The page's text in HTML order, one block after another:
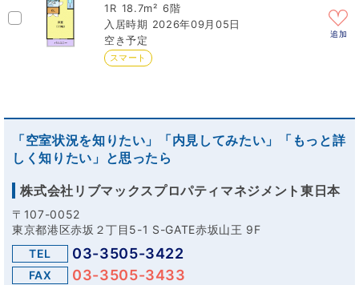
1R 18.7m² 6階
2026年09月05日
空き予定
スマート
追加
「空室状況を知りたい」「内見してみたい」「もっと詳
しく知りたい」と思ったら
株式会社リブマックスプロパティマネジメント東日本
〒107-0052
東京都港区赤坂２丁目5-1 S-GATE赤坂山王 9F
TEL
03-3505-3422
FAX 03-3505-3433